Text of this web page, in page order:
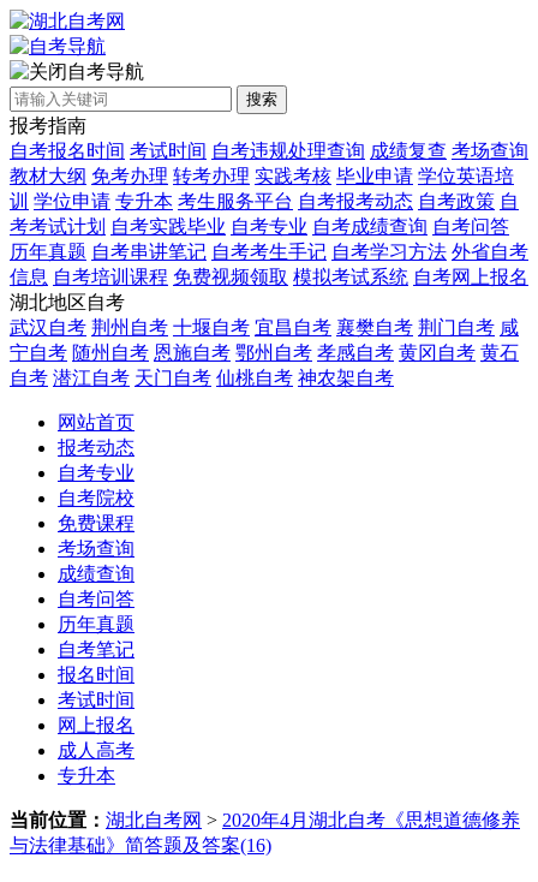
自考导航
搜索
报考指南
自考报名时间 考试时间 自考违规处理查询 成绩复查 考场查询
教材大纲 免考办理 转考办理 实践考核 毕业申请 学位英语培
训 学位申请 专升本 考生服务平台 自考报考动态 自考政策 自
考考试计划 自考实践毕业 自考专业 自考成绩查询 自考问答
历年真题 自考串讲笔记 自考考生手记 自考学习方法 外省自考
信息 自考培训课程 免费视频领取 模拟考试系统 自考网上报名
湖北地区自考
武汉自考 荆州自考 十堰自考 宜昌自考 襄樊自考 荆门自考 咸
宁自考 随州自考 恩施自考 鄂州自考 孝感自考 黄冈自考 黄石
自考 潜江自考 天门自考 仙桃自考 神农架自考
网站首页
报考动态
自考专业
自考院校
免费课程
考场查询
成绩查询
自考问答
历年真题
自考笔记
报名时间
考试时间
网上报名
成人高考
专升本
当前位置： 湖北自考网 > 2020年4月湖北自考《思想道德修养
与法律基础》简答题及答案(16)